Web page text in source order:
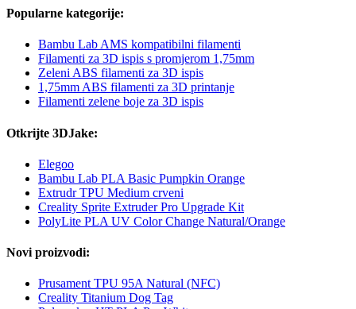
Popularne kategorije:
Bambu Lab AMS kompatibilni filamenti
Filamenti za 3D ispis s promjerom 1,75mm
Zeleni ABS filamenti za 3D ispis
1,75mm ABS filamenti za 3D printanje
Filamenti zelene boje za 3D ispis
Otkrijte 3DJake:
Elegoo
Bambu Lab PLA Basic Pumpkin Orange
Extrudr TPU Medium crveni
Creality Sprite Extruder Pro Upgrade Kit
PolyLite PLA UV Color Change Natural/Orange
Novi proizvodi:
Prusament TPU 95A Natural (NFC)
Creality Titanium Dog Tag